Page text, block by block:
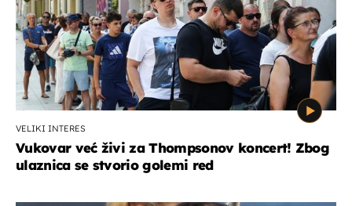
VELIKI INTERES
Vukovar već živi za Thompsonov koncert! Zbog
ulaznica se stvorio golemi red